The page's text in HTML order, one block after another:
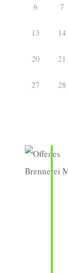
6 7
13 14
20 21
27 28